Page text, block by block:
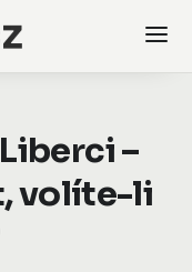
–
volíte-li